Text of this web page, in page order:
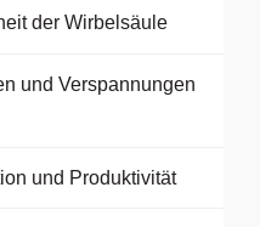
der Wirbelsäule
und Verspannungen
und Produktivität